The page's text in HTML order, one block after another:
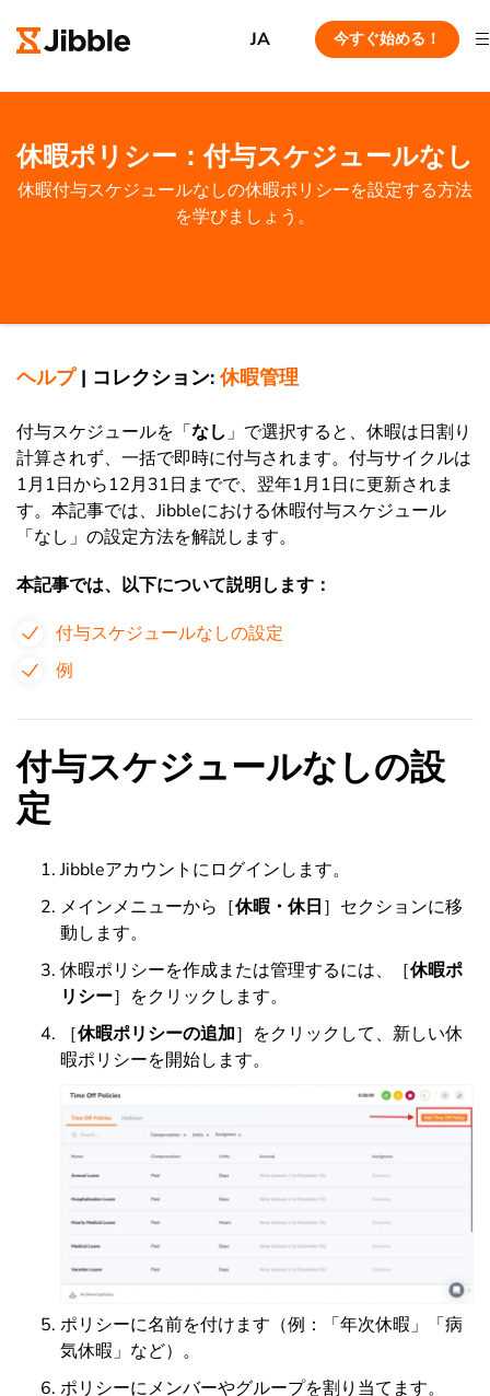
JA 今すぐ始める！
休暇ポリシー：付与スケジュールなし
休暇付与スケジュールなしの休暇ポリシーを設定する方法
を学びましょう。
ヘルプ| コレクション: 休暇管理
付与スケジュールを「なし」で選択すると、休暇は日割り
計算されず、一括で即時に付与されます。付与サイクルは
1月1日から12月31日までで、翌年1月1日に更新されま
す。本記事では、Jibbleにおける休暇付与スケジュール
「なし」の設定方法を解説します。
本記事では、以下について説明します：
付与スケジュールなしの設定
例
付与スケジュールなしの設
定
Jibbleアカウントにログインします。
メインメニューから［休暇・休日］セクションに移
動します。
休暇ポリシーを作成または管理するには、［休暇ポ
リシー］をクリックします。
［休暇ポリシーの追加］をクリックして、新しい休
暇ポリシーを開始します。
ポリシーに名前を付けます（例：「年次休暇」「病
気休暇」など）。
ポリシーにメンバーやグループを割り当てます。